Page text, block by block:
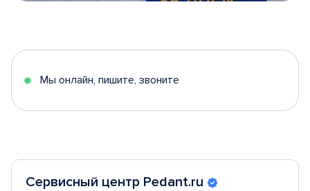
5
Мы онлайн, пишите, звоните
Сервисный центр Pedant.ru